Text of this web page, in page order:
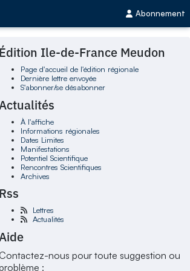
Abonnement
Édition Ile-de-France Meudon
Page d'accueil de l'édition régionale
Dernière lettre envoyée
S'abonner/se désabonner
À l'affiche
Informations régionales
Dates Limites
Manifestations
Potentiel Scientifique
Rencontres Scientifiques
Archives
Rss
Lettres
Actualités
nous pour toute suggestion ou
: